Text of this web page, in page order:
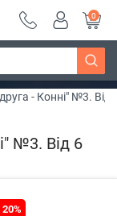
Дізнатись більше
0
- Конні" №3. Від
№3. Від 6
20%